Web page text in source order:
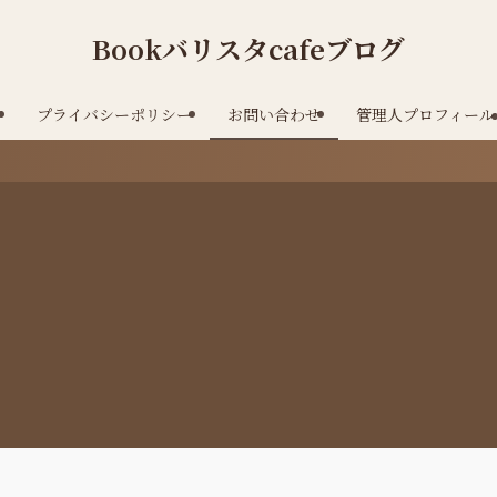
Bookバリスタcafeブログ
プライバシーポリシー お問い合わせ 管理人プロフィール